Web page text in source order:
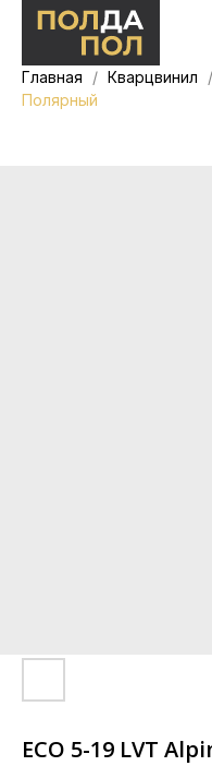
Главная Кварцвинил
Полярный
ЕСО 5-19 LVT